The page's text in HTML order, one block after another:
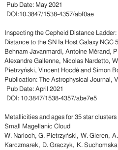
Pub Date: May 2021
DOI:10.3847/1538-4357/abf0ae
Inspecting the Cepheid Distance
Distance to the SN Ia Host Galaxy NGC
Behnam Javanmardi, Antoine Mérand,
Alexandre Gallenne, Nicolas Nardetto,
Pietrzyński, Vincent Hocdé and Simon
Publication: The Astrophysical Journal,
Pub Date: April 2021
DOI: 10.3847/1538-4357/abe7e5
Metallicities and ages for 35 star
Small Magellanic Cloud
W. Narloch, G. Pietrzyński, W. Gieren,
Karczmarek, D. Graczyk, K.